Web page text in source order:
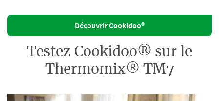
Découvrir Cookidoo®
Testez Cookidoo® sur le
Thermomix® TM7